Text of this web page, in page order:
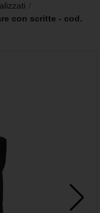
con scritte - cod.